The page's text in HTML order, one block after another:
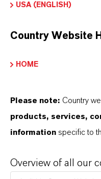
ADDITIN® M 10.456
USA (ENGLISH)
Country Website
HOME
Please note: Country
products, services,
information specific to
Overview of all our